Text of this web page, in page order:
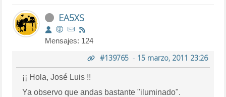
EA5XS
Mensajes: 124
#139765- 15 marzo, 2011 23:26
¡¡ Hola, José Luis !!
Ya observo que andas bastante "iluminado".